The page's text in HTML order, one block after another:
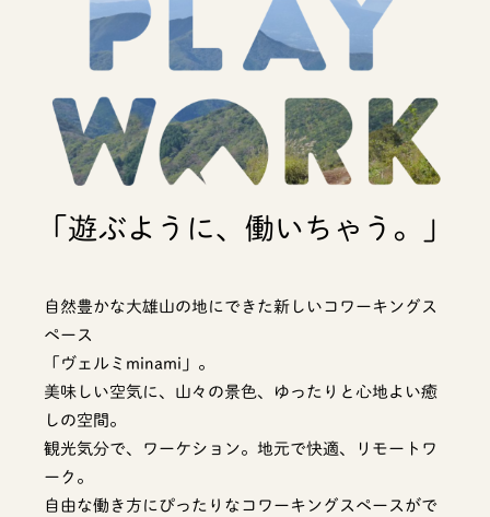
「遊ぶように、働いちゃう。」
自然豊かな大雄山の地にできた新しいコワーキングス
ペース
「ヴェルミminami」。
美味しい空気に、山々の景色、ゆったりと心地よい癒
しの空間。
観光気分で、ワーケション。地元で快適、リモートワ
ーク。
自由な働き方にぴったりなコワーキングスペースがで